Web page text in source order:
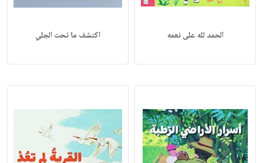
الحمد لله على نعمه اكتشف ما تحت الجلي